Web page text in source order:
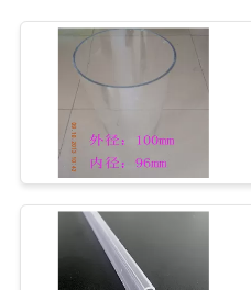
PRIVACY
POLICY